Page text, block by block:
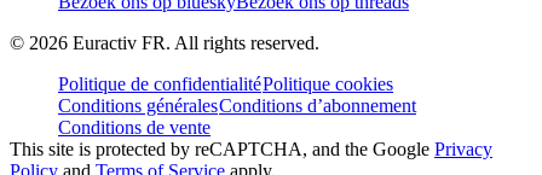
© 2026 Euractiv FR. All rights reserved.
Politique de confidentialitéPolitique cookies
Conditions généralesConditions d’abonnement
Conditions de vente
This site is protected by reCAPTCHA, and the Google Privacy
Policy and Terms of Service apply.